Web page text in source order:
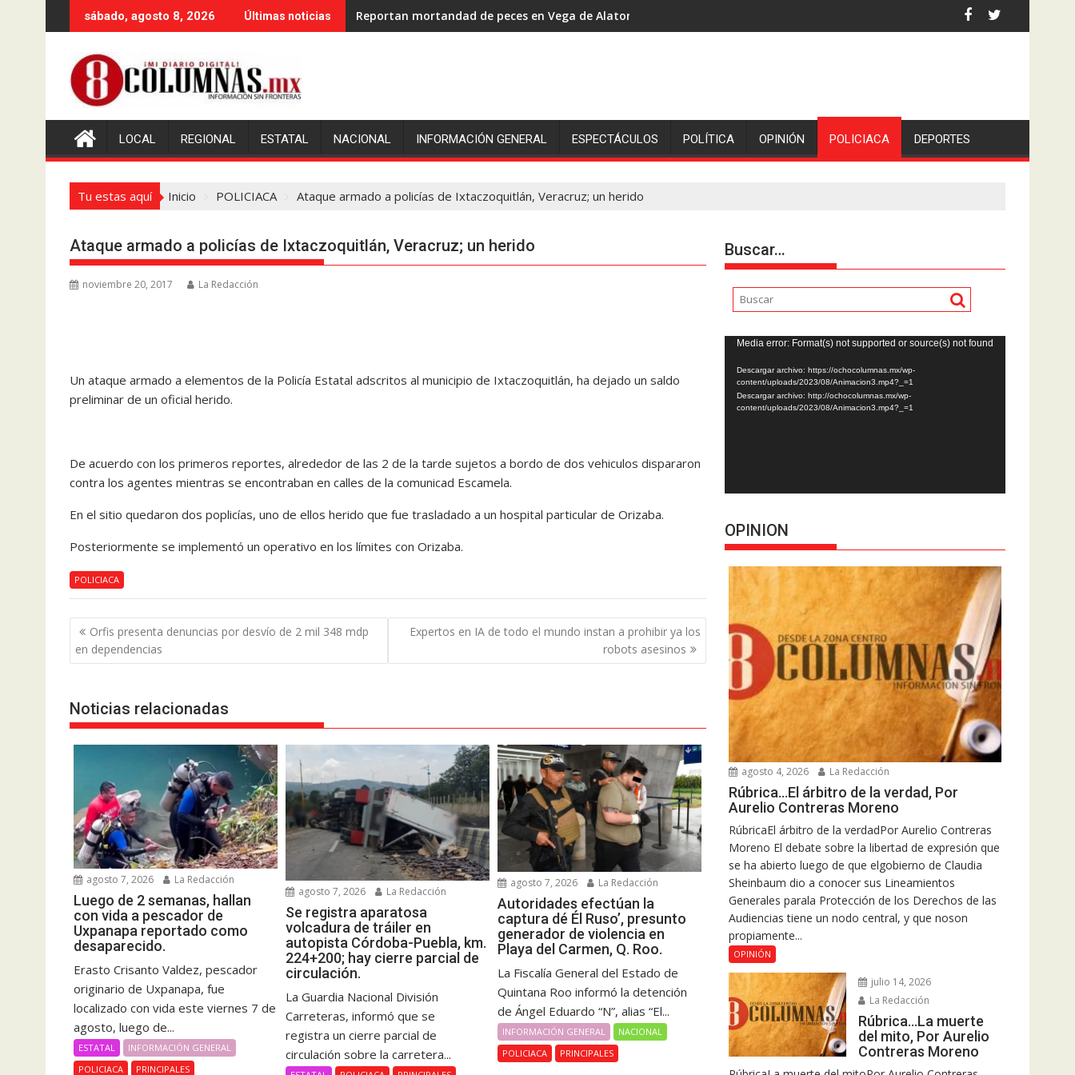
al
sábado, agosto 8, 2026 Últimas noticias Reportan mortandad de peces en Vega de Alatorre: pescadores piden escolleras para evitar nuevos casos
LOCAL REGIONAL ESTATAL NACIONAL INFORMACIÓN GENERAL ESPECTÁCULOS POLÍTICA OPINIÓN POLICIACA DEPORTES
Tu estas aquí Inicio POLICIACA Ataque armado a policías de Ixtaczoquitlán, Veracruz; un herido
Ataque armado a policías de Ixtaczoquitlán, Veracruz; un herido
noviembre 20, 2017 La Redacción
Un ataque armado a elementos de la Policía Estatal adscritos al municipio de Ixtaczoquitlán, ha dejado un saldo
preliminar de un oficial herido.
De acuerdo con los primeros reportes, alrededor de las 2 de la tarde sujetos a bordo de dos vehiculos dispararon
contra los agentes mientras se encontraban en calles de la comunicad Escamela.
En el sitio quedaron dos poplicías, uno de ellos herido que fue trasladado a un hospital particular de Orizaba.
Posteriormente se implementó un operativo en los límites con Orizaba.
POLICIACA
Navegación
de
entradas
Orfis presenta denuncias por desvío de 2 mil 348 mdp
en dependencias
Expertos en IA de todo el mundo instan a prohibir ya los
robots asesinos
Noticias relacionadas
agosto 7, 2026 La Redacción
Luego de 2 semanas, hallan
con vida a pescador de
Uxpanapa reportado como
desaparecido.
Erasto Crisanto Valdez, pescador
originario de Uxpanapa, fue
localizado con vida este viernes 7 de
agosto, luego de...
ESTATAL
INFORMACIÓN GENERAL
POLICIACA
PRINCIPALES
agosto 7, 2026 La Redacción
Se registra aparatosa
volcadura de tráiler en
autopista Córdoba-Puebla, km.
224+200; hay cierre parcial de
circulación.
La Guardia Nacional División
Carreteras, informó que se
registra un cierre parcial de
circulación sobre la carretera...
agosto 7, 2026 La Redacción
Autoridades efectúan la
captura dé Él Ruso’, presunto
generador de violencia en
Playa del Carmen, Q. Roo.
La Fiscalía General del Estado de
Quintana Roo informó la detención
de Ángel Eduardo “N”, alias “El...
INFORMACIÓN GENERAL
NACIONAL
POLICIACA
PRINCIPALES
Buscar…
Reproductor
de
vídeo
Media error: Format(s) not supported or source(s) not found
Descargar archivo: https://ochocolumnas.mx/wp-
content/uploads/2023/08/Animacion3.mp4?_=1
Descargar archivo: http://ochocolumnas.mx/wp-
content/uploads/2023/08/Animacion3.mp4?_=1
OPINION
agosto 4, 2026 La Redacción
Rúbrica…El árbitro de la verdad, Por
Aurelio Contreras Moreno
RúbricaEl árbitro de la verdadPor Aurelio Contreras
Moreno El debate sobre la libertad de expresión que
se ha abierto luego de que elgobierno de Claudia
Sheinbaum dio a conocer sus Lineamientos
Generales parala Protección de los Derechos de las
Audiencias tiene un nodo central, y que noson
propiamente...
OPINIÓN
julio 14, 2026
La Redacción
Rúbrica…La muerte
del mito, Por Aurelio
Contreras Moreno